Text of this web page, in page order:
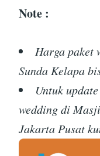
Note :
Harga paket
Sunda Kelapa
Untuk
wedding di
Jakarta Pusat